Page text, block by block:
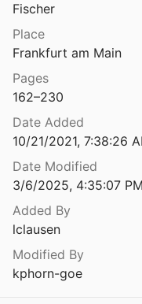
Fischer
Place
Frankfurt am Main
Pages
162–230
Date Added
10/21/2021, 7:38:26
Date Modified
3/6/2025, 4:35:07 PM
Added By
lclausen
Modified By
kphorn-goe